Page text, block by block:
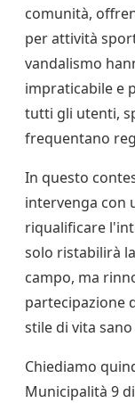
comunità,
per attività
vandalismo
impraticabile e
tutti gli utenti,
frequentano
In questo
intervenga con
riqualificare
solo ristabilirà
campo, ma
partecipazione
stile di vita
Chiediamo
Municipalità 9